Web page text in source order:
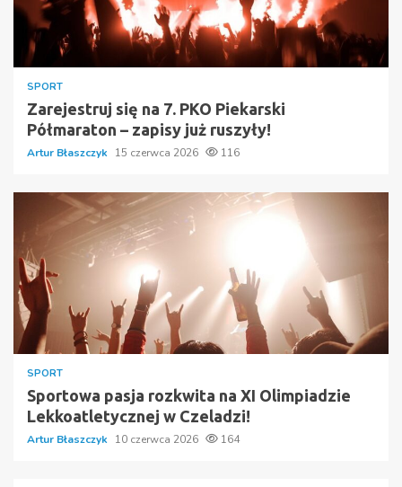
SPORT
Zarejestruj się na 7. PKO Piekarski
Półmaraton – zapisy już ruszyły!
Artur Błaszczyk 15 czerwca 2026 116
SPORT
Sportowa pasja rozkwita na XI Olimpiadzie
Lekkoatletycznej w Czeladzi!
Artur Błaszczyk 10 czerwca 2026 164